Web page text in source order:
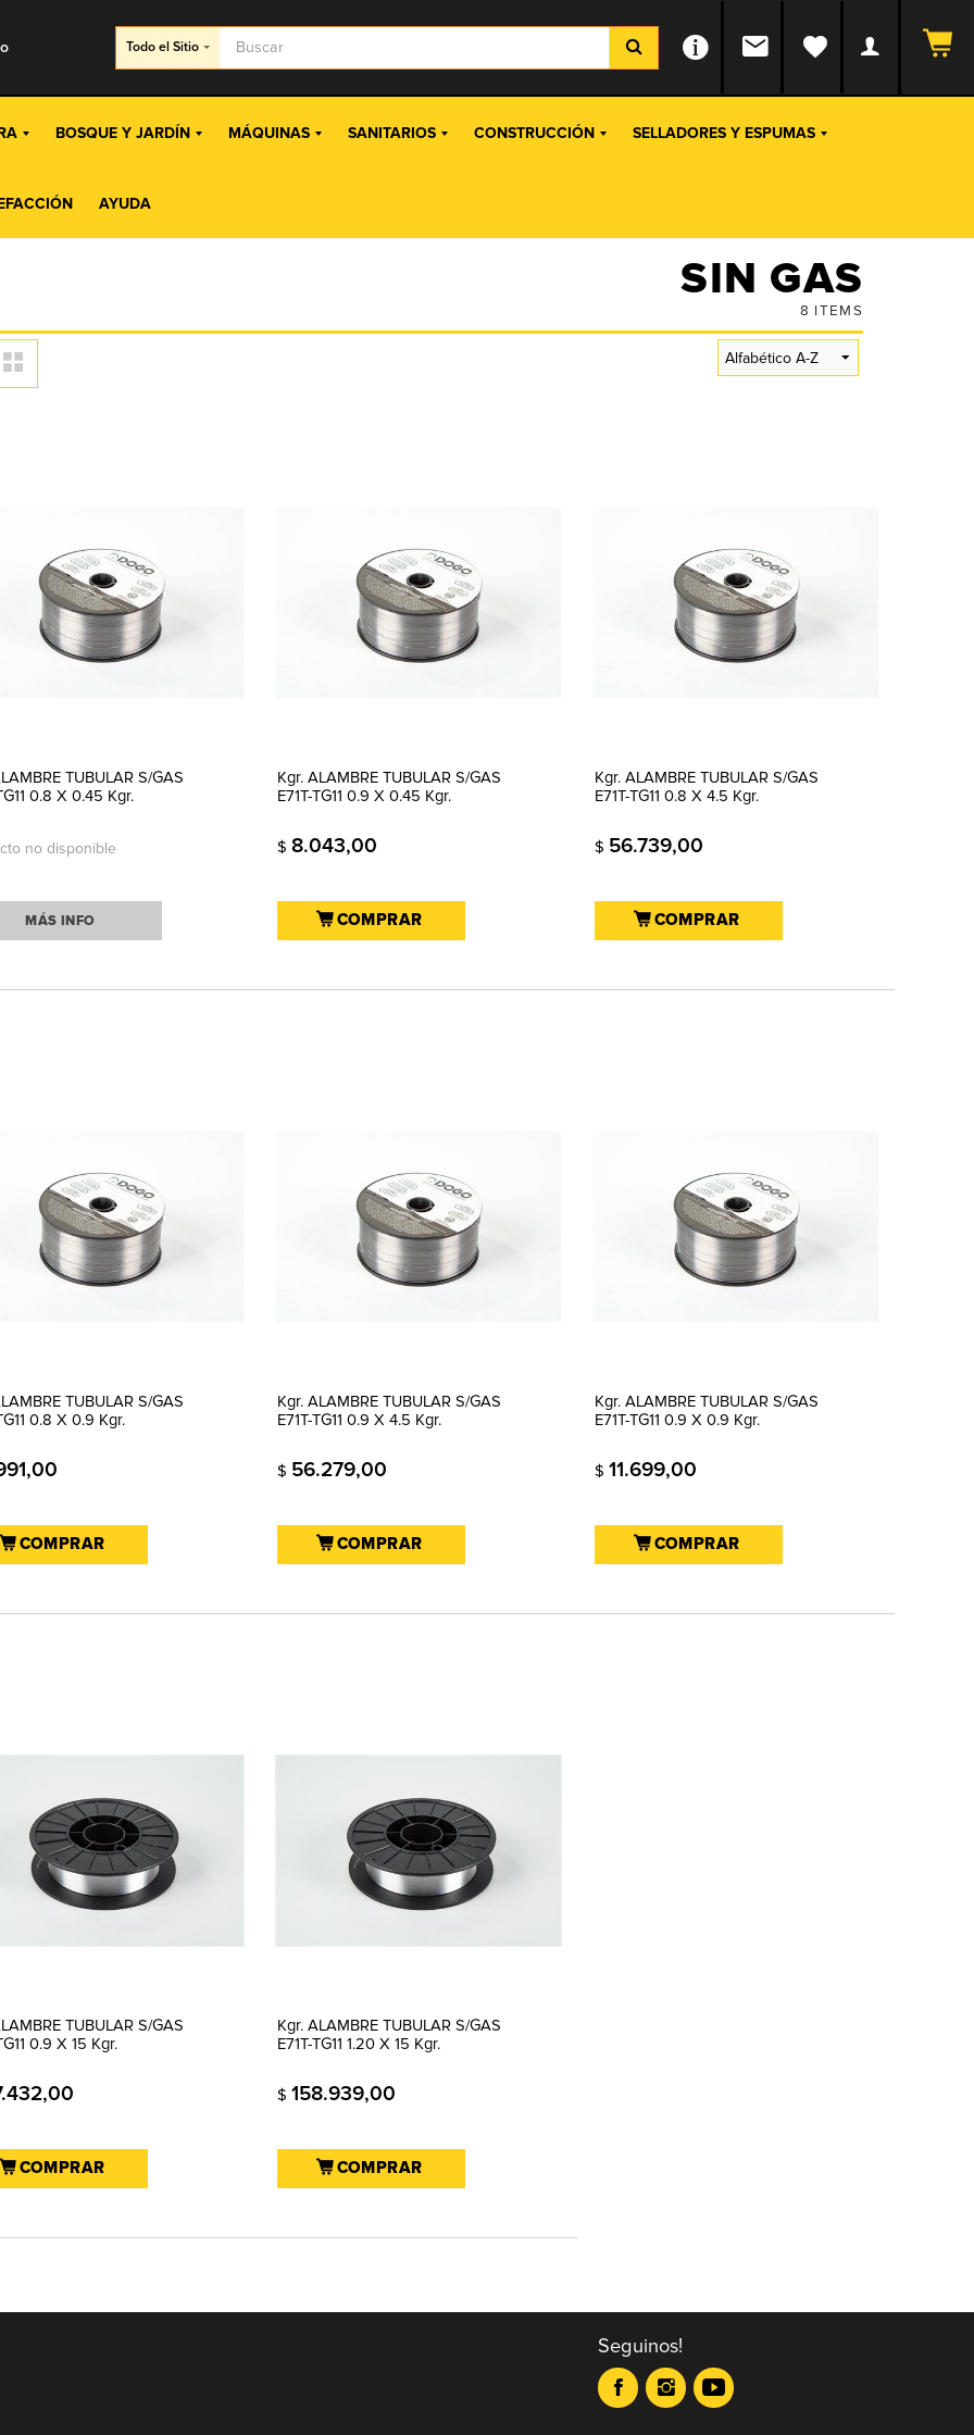
Todo el Sitio
BOSQUE Y JARDÍN MÁQUINAS SANITARIOS CONSTRUCCIÓN SELLADORES Y ESPUMAS
AYUDA
SIN GAS
8 ITEMS
TUBULAR S/GAS
0.8 X 0.45 Kgr.
no disponible
MÁS INFO
Kgr. ALAMBRE TUBULAR S/GAS
E71T-TG11 0.9 X 0.45 Kgr.
$ 8.043,00
COMPRAR
Kgr. ALAMBRE TUBULAR S/GAS
E71T-TG11 0.8 X 4.5 Kgr.
$ 56.739,00
COMPRAR
TUBULAR S/GAS
0.8 X 0.9 Kgr.
COMPRAR
Kgr. ALAMBRE TUBULAR S/GAS
E71T-TG11 0.9 X 4.5 Kgr.
$ 56.279,00
COMPRAR
Kgr. ALAMBRE TUBULAR S/GAS
E71T-TG11 0.9 X 0.9 Kgr.
$ 11.699,00
COMPRAR
TUBULAR S/GAS
0.9 X 15 Kgr.
COMPRAR
Kgr. ALAMBRE TUBULAR S/GAS
E71T-TG11 1.20 X 15 Kgr.
$ 158.939,00
COMPRAR
Seguinos!